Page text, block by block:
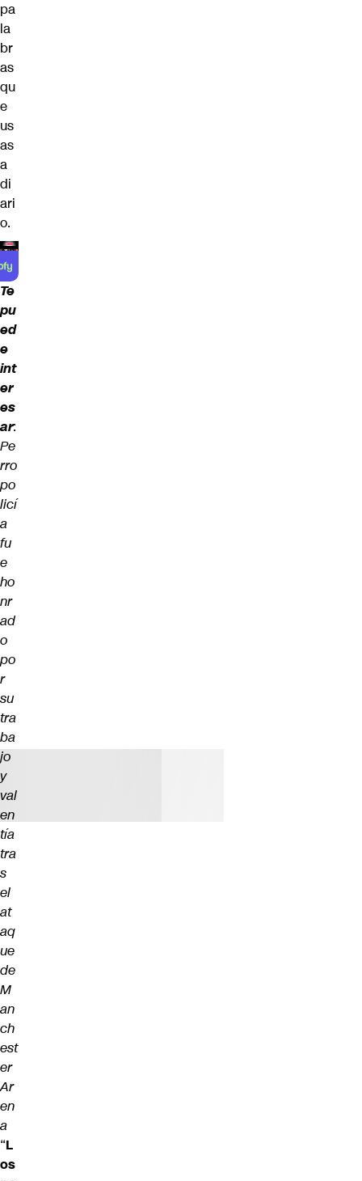
pa
la
br
as
qu
e
us
as
a
di
ari
o.
Te
pu
ed
e
int
er
es
ar:
Pe
rro
po
licí
a
fu
e
ho
nr
ad
o
po
r
su
tra
ba
jo
y
val
en
tía
tra
s
el
at
aq
ue
de
M
an
ch
est
er
Ar
en
a
“L
os